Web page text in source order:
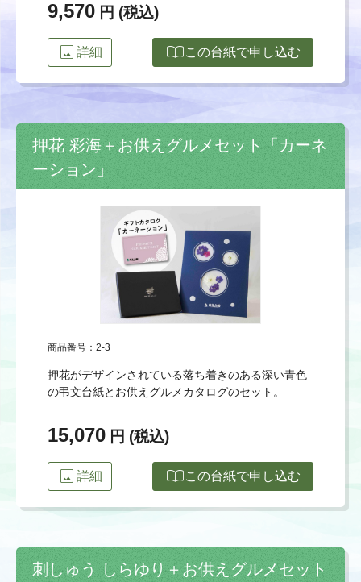
9,570 円 (税込)
image 詳細 import_contactsこの台紙で申し込む
押花 彩海＋お供えグルメセット「カーネ
ーション」
商品番号：2-3
押花がデザインされている落ち着きのある深い青色
の弔文台紙とお供えグルメカタログのセット。
15,070 円 (税込)
image 詳細 import_contactsこの台紙で申し込む
刺しゅう しらゆり＋お供えグルメセット